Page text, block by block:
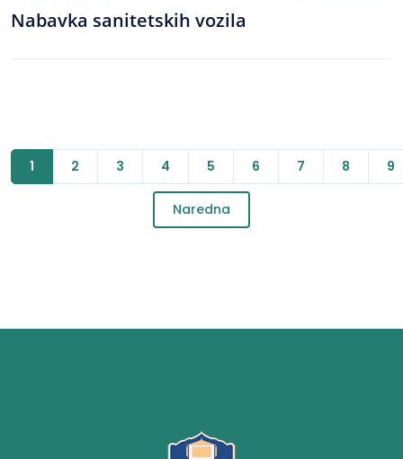
Nabavka sanitetskih vozila
1 2 3 4 5 6 7 8 9
Naredna